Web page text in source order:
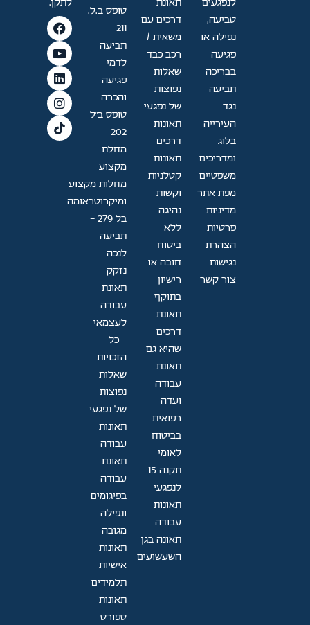
לנפגעים
טביעה,
נפילה או
פגיעה
בבריכה
תביעה
נגד
העירייה
בלוג
ומדריכים
משפטיים
מפת אתר
מדיניות
פרטיות
הצהרת
נגישות
צור קשר
תאונת
דרכים עם
משאית /
רכב כבד
שאלות
נפוצות
של נפגעי
תאונות
דרכים
תאונות
קטלניות
וקשות
נהיגה
ללא
ביטוח
חובה או
רישיון
בתוקף
תאונת
דרכים
שהיא גם
תאונת
עבודה
ועדה
רפואית
בביטוח
לאומי
תקנה 15
לנפגעי
תאונות
עבודה
תאונה בגן
השעשועים
טופס ב.ל.
211 -
תביעה
לדמי
פגיעה
והכרה
טופס ב"ל
202 —
מחלת
מקצוע
מחלות מקצוע
ומיקרוטראומה
בל 279 -
תביעה
לנכה
נזקק
תאונת
עבודה
לעצמאי
- כל
הזכויות
שאלות
נפוצות
של נפגעי
תאונות
עבודה
תאונת
עבודה
בפיגומים
ונפילה
מגובה
תאונות
אישיות
תלמידים
תאונות
ספורט
לתקן.